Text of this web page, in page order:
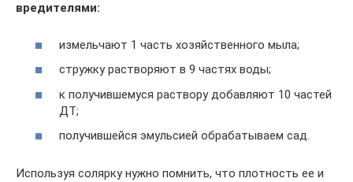
вредителями:
измельчают 1 часть хозяйственного мыла;
стружку растворяют в 9 частях воды;
к получившемуся раствору добавляют 10 частей
ДТ;
получившейся эмульсией обрабатываем сад.
Используя солярку нужно помнить, что плотность ее и